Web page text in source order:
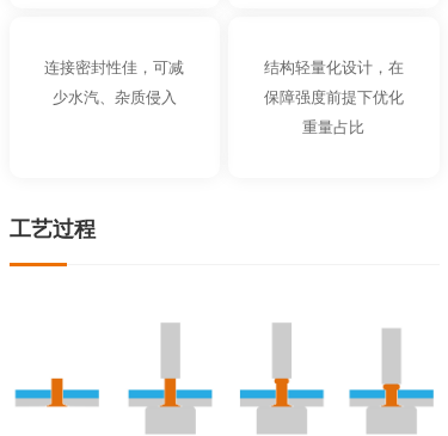
连接密封性佳，可减
少水汽、杂质侵入
结构轻量化设计，在
保障强度前提下优化
重量占比
工艺过程